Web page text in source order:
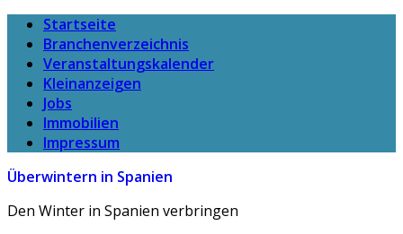
Startseite
Branchenverzeichnis
Veranstaltungskalender
Kleinanzeigen
Jobs
Immobilien
Impressum
Überwintern in Spanien
Den Winter in Spanien verbringen